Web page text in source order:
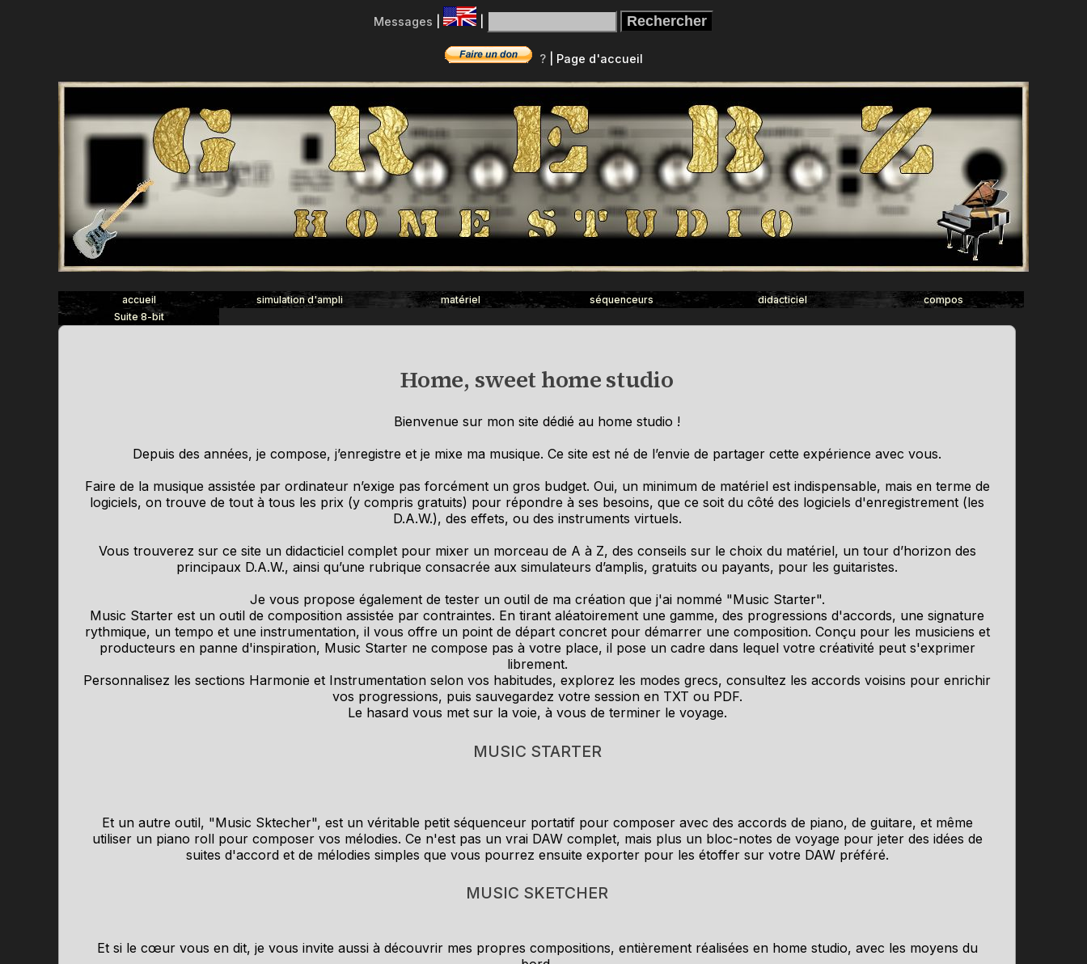
Messages
?| Page d'accueil
accueil simulation d'ampli matériel séquenceurs didacticiel
compos
Suite 8-bit
Home, sweet home studio
Bienvenue sur mon site dédié au home studio !
Depuis des années, je compose, j’enregistre et je mixe ma musique. Ce site est né de l’envie de partager cette expérience avec vous.
Faire de la musique assistée par ordinateur n’exige pas forcément un gros budget. Oui, un minimum de matériel est indispensable, mais en terme de
logiciels, on trouve de tout à tous les prix (y compris gratuits) pour répondre à ses besoins, que ce soit du côté des logiciels d'enregistrement (les
D.A.W.), des effets, ou des instruments virtuels.
Vous trouverez sur ce site un didacticiel complet pour mixer un morceau de A à Z, des conseils sur le choix du matériel, un tour d’horizon des
principaux D.A.W., ainsi qu’une rubrique consacrée aux simulateurs d’amplis, gratuits ou payants, pour les guitaristes.
Je vous propose également de tester un outil de ma création que j'ai nommé "Music Starter".
Music Starter est un outil de composition assistée par contraintes. En tirant aléatoirement une gamme, des progressions d'accords, une signature
rythmique, un tempo et une instrumentation, il vous offre un point de départ concret pour démarrer une composition. Conçu pour les musiciens et
producteurs en panne d'inspiration, Music Starter ne compose pas à votre place, il pose un cadre dans lequel votre créativité peut s'exprimer
librement.
Personnalisez les sections Harmonie et Instrumentation selon vos habitudes, explorez les modes grecs, consultez les accords voisins pour enrichir
vos progressions, puis sauvegardez votre session en TXT ou PDF.
Le hasard vous met sur la voie, à vous de terminer le voyage.
MUSIC STARTER
Et un autre outil, "Music Sktecher", est un véritable petit séquenceur portatif pour composer avec des accords de piano, de guitare, et même
utiliser un piano roll pour composer vos mélodies. Ce n'est pas un vrai DAW complet, mais plus un bloc-notes de voyage pour jeter des idées de
suites d'accord et de mélodies simples que vous pourrez ensuite exporter pour les étoffer sur votre DAW préféré.
MUSIC SKETCHER
Et si le cœur vous en dit, je vous invite aussi à découvrir mes propres compositions, entièrement réalisées en home studio, avec les moyens du